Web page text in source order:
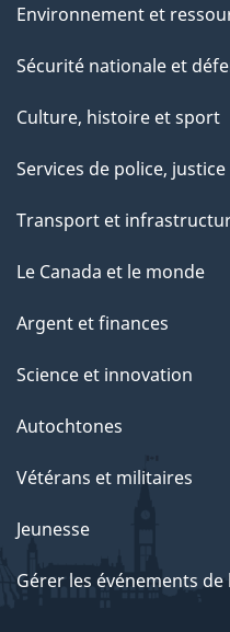
Environnement et
Sécurité nationale et
Culture, histoire et sport
Services de police,
Transport et
Le Canada et le monde
Argent et finances
Science et innovation
Autochtones
Vétérans et militaires
Jeunesse
Gérer les événements de